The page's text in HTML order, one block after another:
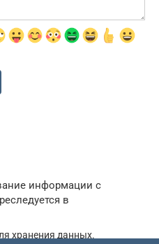
информации с
в
хранения данных.